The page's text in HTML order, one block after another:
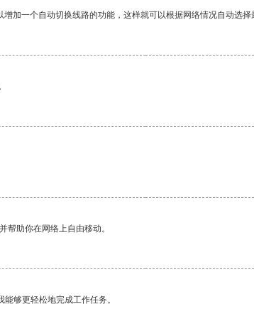
加一个自动切换线路的功能，这样就可以根据网络情况自动选择
帮助你在网络上自由移动。
够更轻松地完成工作任务。